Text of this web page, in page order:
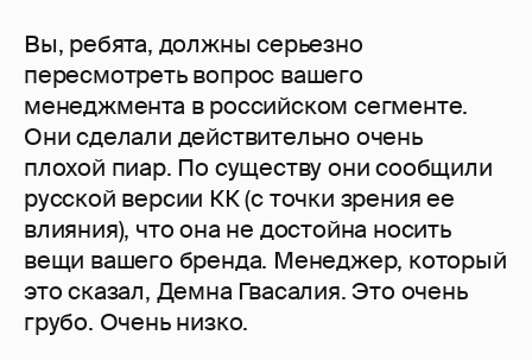
Вы, ребята, должны серьезно
пересмотреть вопрос вашего
менеджмента в российском сегменте.
Они сделали действительно очень
плохой пиар. По существу они сообщили
русской версии КК (с точки зрения ее
влияния), что она не достойна носить
вещи вашего бренда. Менеджер, который
это сказал, Демна Гвасалия. Это очень
грубо. Очень низко.